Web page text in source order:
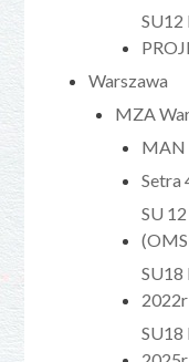
Warszawa
MZA
MAN
Setra
SU
SU18
SU18